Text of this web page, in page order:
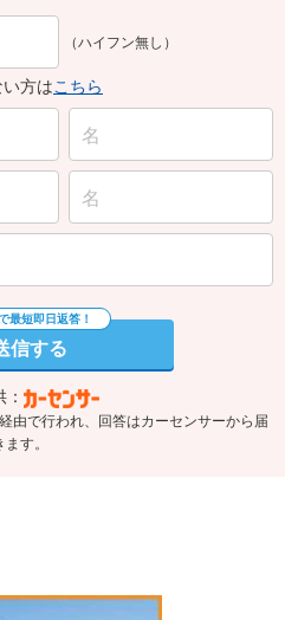
（ハイフン無し）
方はこちら
信する
由で行われ、回答はカーセンサーから届
ます。